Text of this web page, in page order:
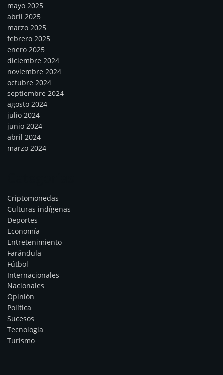
mayo 2025
abril 2025
marzo 2025
febrero 2025
enero 2025
diciembre 2024
noviembre 2024
octubre 2024
septiembre 2024
agosto 2024
julio 2024
junio 2024
abril 2024
marzo 2024
Criptomonedas
Culturas indígenas
Deportes
Economía
Entretenimiento
Farándula
Fútbol
Internacionales
Nacionales
Opinión
Política
Sucesos
Tecnologia
Turismo